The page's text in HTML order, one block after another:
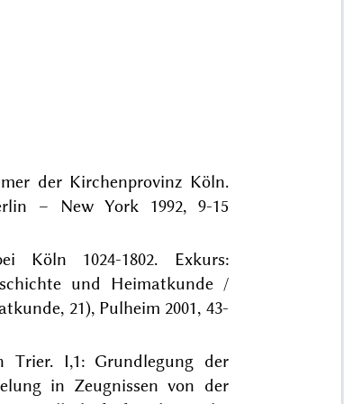
der Kirchenprovinz Köln.
– New York 1992, 9-15
Köln 1024-1802. Exkurs:
und Heimatkunde /
21), Pulheim 2001, 43-
Trier. I,1: Grundlegung der
in Zeugnissen von der